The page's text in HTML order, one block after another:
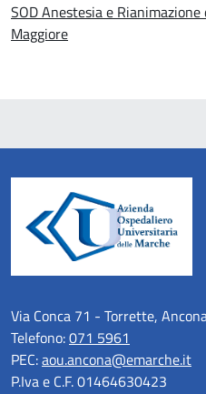
SOD Anestesia e
Maggiore
Via Conca 71 - Torrette,
Telefono:071 5961
PEC:aou.ancona@emarche.it
P.Iva e C.F. 01464630423